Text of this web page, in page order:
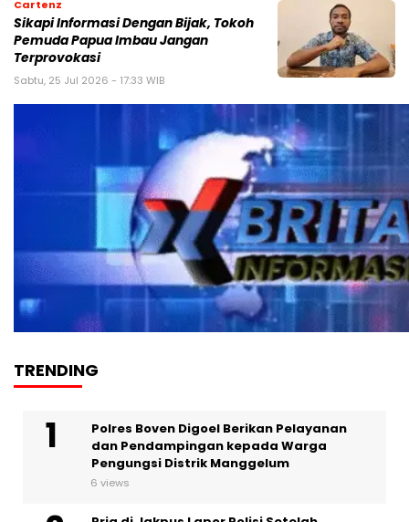
Cartenz
Sikapi Informasi Dengan Bijak, Tokoh
Pemuda Papua Imbau Jangan
Terprovokasi
Sabtu, 25 Jul 2026 - 17:33 WIB
TRENDING
Polres Boven Digoel Berikan Pelayanan
dan Pendampingan kepada Warga
Pengungsi Distrik Manggelum
6 views